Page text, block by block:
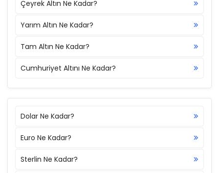
Çeyrek Altın Ne Kadar?
Yarım Altın Ne Kadar?
Tam Altın Ne Kadar?
Cumhuriyet Altını Ne Kadar?
Dolar Ne Kadar?
Euro Ne Kadar?
Sterlin Ne Kadar?